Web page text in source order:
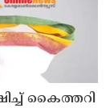
കൈത്തറി